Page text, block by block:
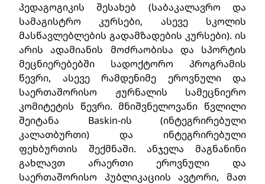
პედაგოგიკის შესახებ (საბაკალავრო და
სამაგისტრო კურსები, ასევე სკოლის
მასწავლებლების გადამზადების კურსები). ის
არის ადამიანის მოძრაობისა და სპორტის
მეცნიერებებში სადოქტორო პროგრამის
წევრი, ასევე რამდენიმე ეროვნული და
საერთაშორისო ჟურნალის სამეცნიერო
კომიტეტის წევრი. მნიშვნელოვანი წვლილი
შეიტანა Baskin-ის (ინტეგრირებული
კალათბურთი) და ინტეგრირებული
ფეხბურთის შექმნაში. ანჯელა მაგნანინი
გახლავთ არაერთი ეროვნული და
საერთაშორისო პუბლიკაციის ავტორი, მათ